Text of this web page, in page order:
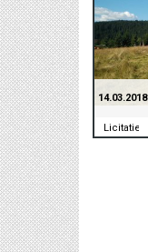
14.03.2018
Licitatie